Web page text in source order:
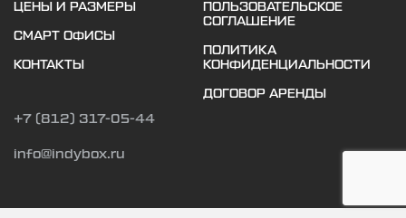
ЦЕНЫ И РАЗМЕРЫ
СМАРТ ОФИСЫ
КОНТАКТЫ
ПОЛЬЗОВАТЕЛЬСКОЕ
СОГЛАШЕНИЕ
ПОЛИТИКА
КОНФИДЕНЦИАЛЬНОСТИ
ДОГОВОР АРЕНДЫ
+7 (812) 317-05-44
info@indybox.ru